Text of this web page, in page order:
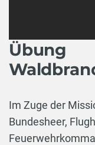
Übung
Im Zuge der
Bundesheer,